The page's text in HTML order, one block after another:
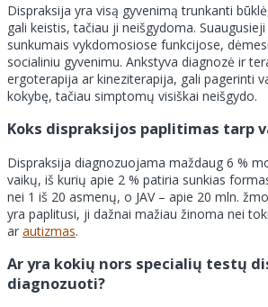
Dispraksija yra visą gyvenimą trunkanti
gali keistis, tačiau ji neišgydoma.
sunkumais vykdomosiose funkcijose,
socialiniu gyvenimu. Ankstyva diagnozė ir
ergoterapija ar kineziterapija, gali pagerinti
kokybę, tačiau simptomų visiškai neišgydo.
Koks dispraksijos paplitimas tarp
Dispraksija diagnozuojama maždaug 6 %
vaikų, iš kurių apie 2 % patiria sunkias
nei 1 iš 20 asmenų, o JAV – apie 20 mln.
yra paplitusi, ji dažnai mažiau žinoma nei
ar autizmas.
Ar yra kokių nors specialių testų
diagnozuoti?